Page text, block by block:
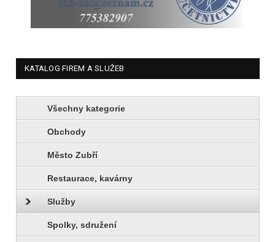
KATALOG FIREM A SLUŽEB
Všechny kategorie
Obchody
Město Zubří
Restaurace, kavárny
Služby
Spolky, sdružení